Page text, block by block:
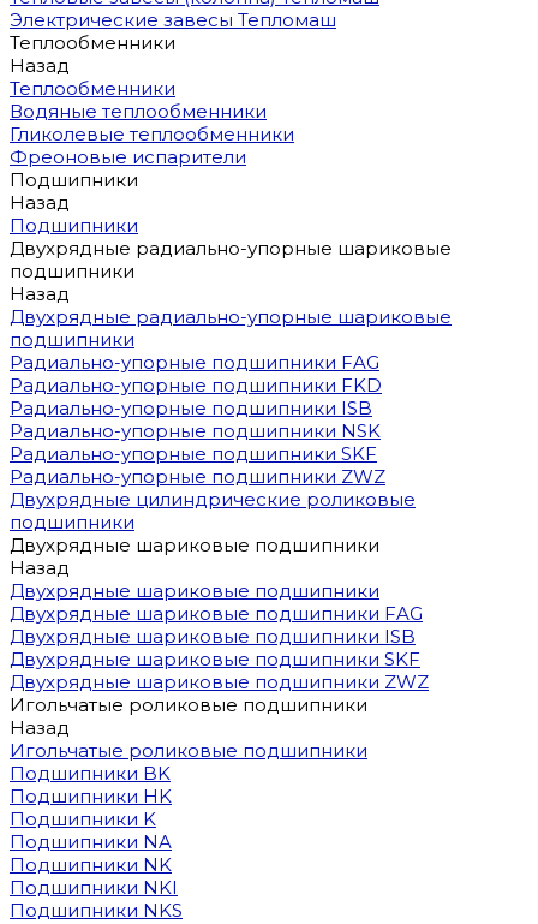
Электрические завесы Тепломаш
Теплообменники
Назад
Теплообменники
Водяные теплообменники
Гликолевые теплообменники
Фреоновые испарители
Подшипники
Назад
Подшипники
Двухрядные радиально-упорные шариковые
подшипники
Назад
Двухрядные радиально-упорные шариковые
подшипники
Радиально-упорные подшипники FAG
Радиально-упорные подшипники FKD
Радиально-упорные подшипники ISB
Радиально-упорные подшипники NSK
Радиально-упорные подшипники SKF
Радиально-упорные подшипники ZWZ
Двухрядные цилиндрические роликовые
подшипники
Двухрядные шариковые подшипники
Назад
Двухрядные шариковые подшипники
Двухрядные шариковые подшипники FAG
Двухрядные шариковые подшипники ISB
Двухрядные шариковые подшипники SKF
Двухрядные шариковые подшипники ZWZ
Игольчатые роликовые подшипники
Назад
Игольчатые роликовые подшипники
Подшипники BK
Подшипники HK
Подшипники K
Подшипники NA
Подшипники NK
Подшипники NKI
Подшипники NKS